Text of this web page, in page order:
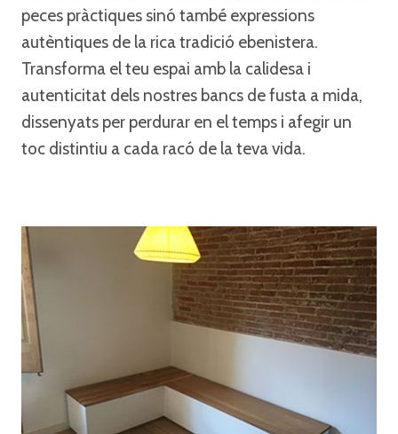
peces pràctiques sinó també expressions
autèntiques de la rica tradició ebenistera.
Transforma el teu espai amb la calidesa i
autenticitat dels nostres bancs de fusta a mida,
dissenyats per perdurar en el temps i afegir un
toc distintiu a cada racó de la teva vida.